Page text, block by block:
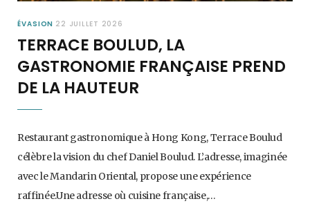
ÉVASION 22 JUILLET 2026
TERRACE BOULUD, LA
GASTRONOMIE FRANÇAISE PREND
DE LA HAUTEUR
Restaurant gastronomique à Hong Kong, Terrace Boulud
célèbre la vision du chef Daniel Boulud. L’adresse, imaginée
avec le Mandarin Oriental, propose une expérience
raffinée.Une adresse où cuisine française,…